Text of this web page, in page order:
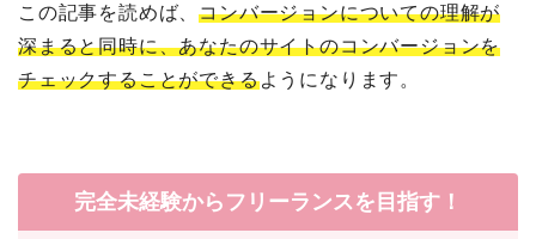
この記事を読めば、コンバージョンについての理解が
深まると同時に、あなたのサイトのコンバージョンを
チェックすることができるようになります。
完全未経験からフリーランスを目指す！